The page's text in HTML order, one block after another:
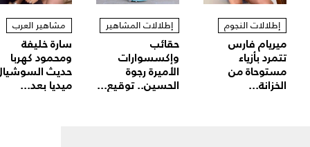
إطلالات النجوم
ميريام فارس
تتمرد بأزياء
مستوحاة من
الخزانة...
إطلالات المشاهير
حقائب
وإكسسوارات
الأميرة رجوة
الحسين.. توقيع...
مشاهير العرب
سارة خليفة
ومحمود كهربا
حديث
ميديا بعد...